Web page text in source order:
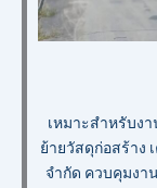
เหมาะสำหรับง
ย้ายวัสดุก่อสร้าง
จำกัด ควบคุมง